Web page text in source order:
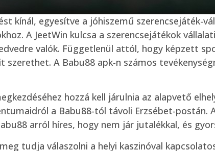
kínál, egyesítve a jóhiszemű szerencsejáték-
A JeetWin kulcsa a szerencsejátékok
valók. Függetlenül attól, hogy képzett
szerethet. A Babu88 apk-n számos
hozzá kell járulnia az alapvető
a Babu88-tól távoli Erzsébet-postán.
arról híres, hogy nem jár jutalékkal, és
tudja válaszolni a helyi kaszinóval